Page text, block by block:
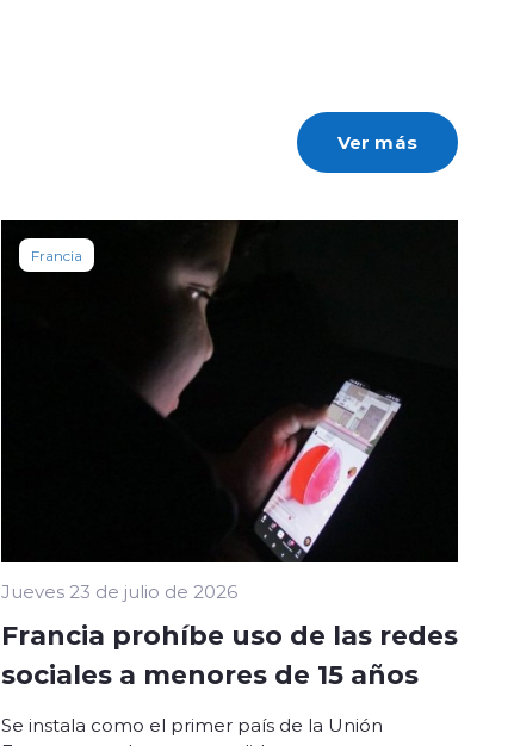
Ver más
Francia
Jueves 23 de julio de 2026
Francia prohíbe uso de las redes
sociales a menores de 15 años
Se instala como el primer país de la Unión